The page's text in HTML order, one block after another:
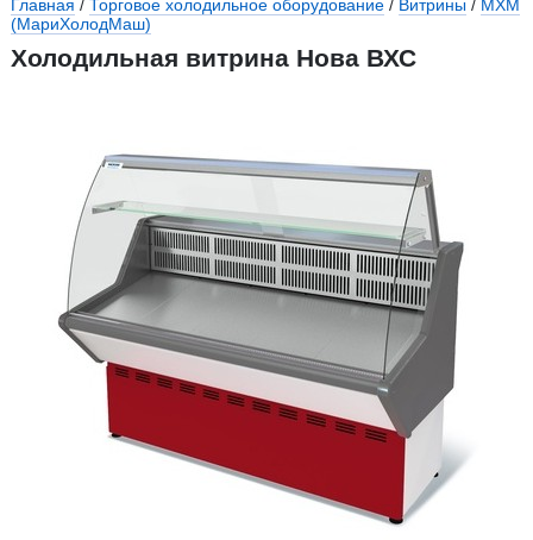
Вы здесь
Главная / Торговое холодильное оборудование / Витрины / МХМ
(МариХолодМаш)
Холодильная витрина Нова ВХС